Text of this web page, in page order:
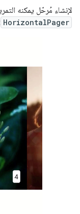
لإنشاء مُرحّل يمكنه
HorizontalPager